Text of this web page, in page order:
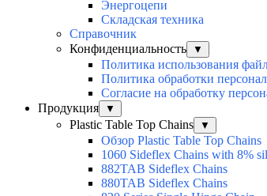
Энергоцепи
Складская техника
Справочник
Конфиденциальность
▼
Политика использования
Политика обработки
Согласие на обработку
Продукция
▼
Plastic Table Top Chains ▼
Обзор Plastic Table Top Chains
1060 Sideflex Chains with 8%
882TAB Sideflex Chains
880TAB Sideflex Chains